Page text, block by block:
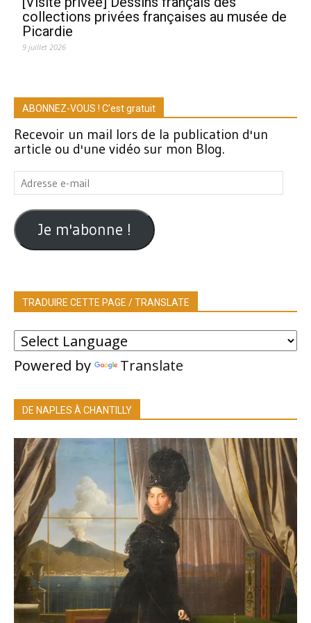
collections privées françaises au musée de
Picardie
9 juillet 2026
ABONNEZ-VOUS ! C'est gratuit
Recevoir un mail lors de la publication d'un
article ou d'une vidéo sur mon Blog.
Adresse
e-
mail
Je m'abonne !
TRADUIRE CETTE PAGE / TRANSLATE
Powered by Translate
DE NAPLES À CHANTILLY